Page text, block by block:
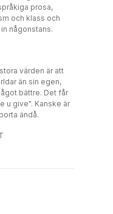
prosa,
och klass och
någonstans.
värden är att
än sin egen,
bättre. Det får
u give". Kanske är
ändå.